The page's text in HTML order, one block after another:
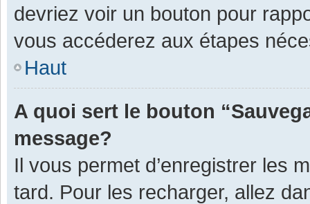
devriez voir un bouton pour
vous accéderez aux étapes
Haut
A quoi sert le bouton
message?
Il vous permet d’enregistrer les
tard. Pour les recharger, allez